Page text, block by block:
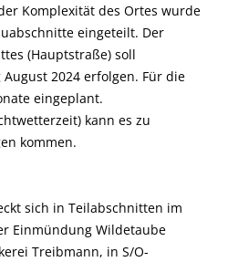
Komplexität des Ortes wurde
eingeteilt. Der
(Hauptstraße) soll
2024 erfolgen. Für die
eingeplant.
kann es zu
kommen.
sich in Teilabschnitten im
Einmündung Wildetaube
Treibmann, in S/O-